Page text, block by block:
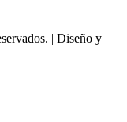
| Diseño y